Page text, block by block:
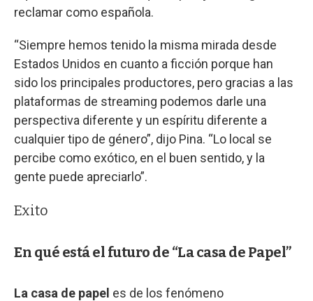
reclamar como española.
“Siempre hemos tenido la misma mirada desde
Estados Unidos en cuanto a ficción porque han
sido los principales productores, pero gracias a las
plataformas de streaming podemos darle una
perspectiva diferente y un espíritu diferente a
cualquier tipo de género”, dijo Pina. “Lo local se
percibe como exótico, en el buen sentido, y la
gente puede apreciarlo”.
Exito
En qué está el futuro de “La casa de Papel”
La casa de papel es de los fenómeno